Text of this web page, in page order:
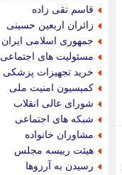
قاسم تقی زاده
زائران اربعین حسینی
جمهوری اسلامی ایران
مسئولیت های اجتماعی
خرید تجهیزات پزشکی
کمیسیون امنیت ملی
شورای عالی انقلاب
شبکه های اجتماعی
مشاوران خانواده
هیئت رییسه مجلس
رسیدن به آرزوها